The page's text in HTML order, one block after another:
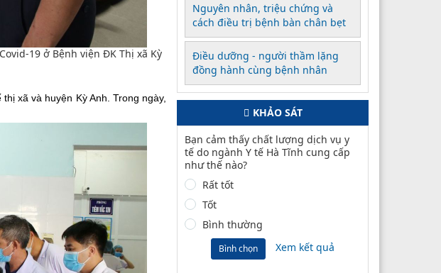
19 ở Bệnh viện ĐK Thị xã Kỳ
xã và huyện Kỳ Anh. Trong ngày,
Nguyên nhân, triệu chứng và
cách điều trị bệnh bàn chân bẹt
Điều dưỡng - người thầm lặng
đồng hành cùng bệnh nhân
KHẢO SÁT
Bạn cảm thấy chất lượng dịch vụ y
tế do ngành Y tế Hà Tĩnh cung cấp
như thế nào?
Rất tốt
Tốt
Bình thường
Bình chọn Xem kết quả